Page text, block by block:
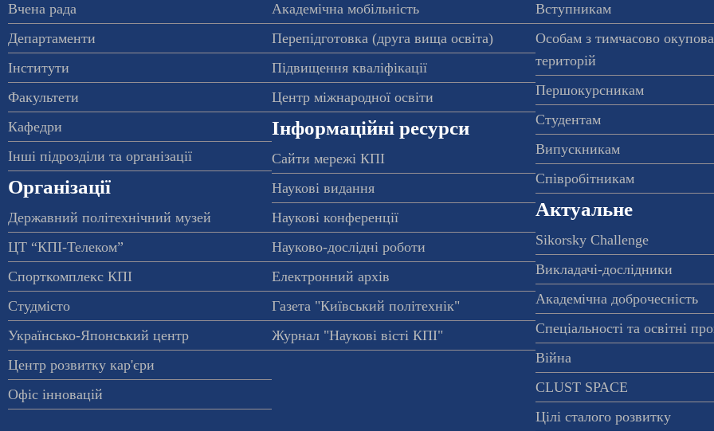
Вчена рада
Департаменти
Інститути
Факультети
Кафедри
Інші підрозділи та організації
Організації
Державний політехнічний музей
ЦТ “КПІ-Телеком”
Спорткомплекс КПІ
Студмісто
Українсько-Японський центр
Центр розвитку кар'єри
Офіс інновацій
Академічна мобільність
Перепідготовка (друга вища освіта)
Підвищення кваліфікації
Центр міжнародної освіти
Інформаційні ресурси
Сайти мережі КПІ
Наукові видання
Наукові конференції
Науково-дослідні роботи
Електронний архів
Газета "Київський політехнік"
Журнал "Наукові вісті КПІ"
Вступникам
Особам з тимчасово
територій
Першокурсникам
Студентам
Випускникам
Співробітникам
Актуальне
Sikorsky Challenge
Викладачі-дослідники
Академічна доброчесність
Спеціальності та освітні
Війна
CLUST SPACE
Цілі сталого розвитку